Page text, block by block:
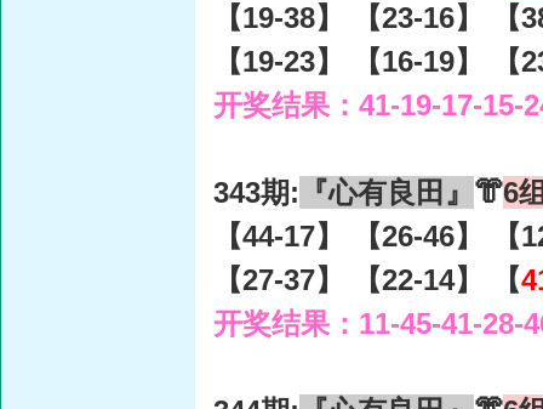
【19-38】 【23-16】 【
【19-23】 【16-19】 【
开奖结果：41-19-17-15-
343期: 『心有良田』 👘6
【44-17】 【26-46】 【
【27-37】 【22-14】 【
开奖结果：11-45-41-28-